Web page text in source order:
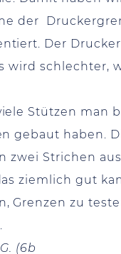
der
Der
wird schlechter,
Stützen man
gebaut haben.
zwei Strichen
ziemlich gut
Grenzen zu
(6b